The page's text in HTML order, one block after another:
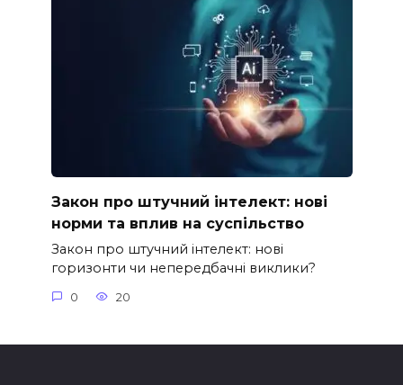
Закон про штучний інтелект: нові
норми та вплив на суспільство
Закон про штучний інтелект: нові
горизонти чи непередбачні виклики?
0 20